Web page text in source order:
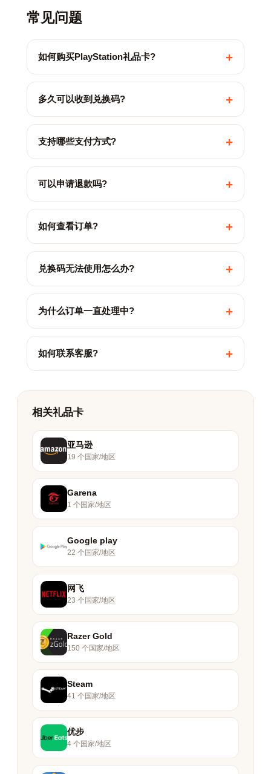
常见问题
如何购买PlayStation礼品卡? +
多久可以收到兑换码? +
支持哪些支付方式? +
可以申请退款吗? +
如何查看订单? +
兑换码无法使用怎么办? +
为什么订单一直处理中? +
如何联系客服? +
相关礼品卡
亚马逊
19 个国家/地区
Garena
1 个国家/地区
Google play
22 个国家/地区
网飞
23 个国家/地区
Razer Gold
150 个国家/地区
Steam
41 个国家/地区
优步
4 个国家/地区